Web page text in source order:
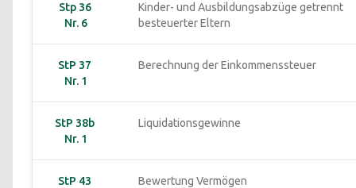
Stp 36
Nr. 6
Kinder- und Ausbildungsabzüge getrennt
besteuerter Eltern
StP 37
Nr. 1
Berechnung der Einkommenssteuer
StP 38b
Nr. 1
Liquidationsgewinne
StP 43
Bewertung Vermögen